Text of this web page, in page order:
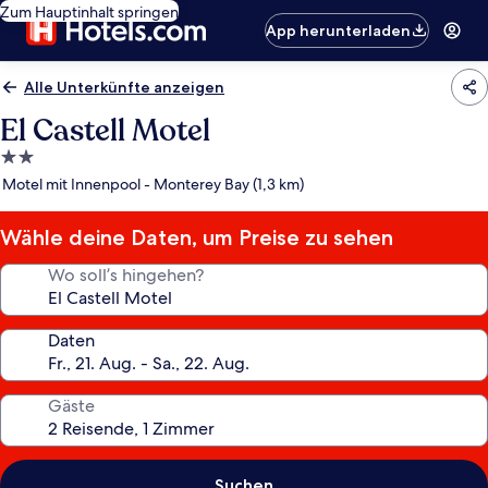
Zum Hauptinhalt springen
App herunterladen
Alle Unterkünfte anzeigen
El Castell Motel
2.0-
Sterne-
Motel mit Innenpool - Monterey Bay (1,3 km)
Wähle deine Daten, um Preise zu sehen
Wo soll’s hingehen?
Daten
Gäste